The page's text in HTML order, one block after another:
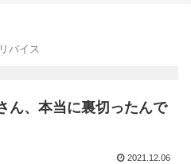
バイス
ん、本当に裏切ったんで
2021.12.06